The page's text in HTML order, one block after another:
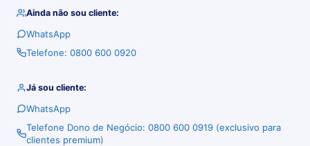
Ainda não sou cliente:
WhatsApp
Telefone: 0800 600 0920
Já sou cliente:
WhatsApp
Telefone Dono de Negócio: 0800 600 0919 (exclusivo para
clientes premium)